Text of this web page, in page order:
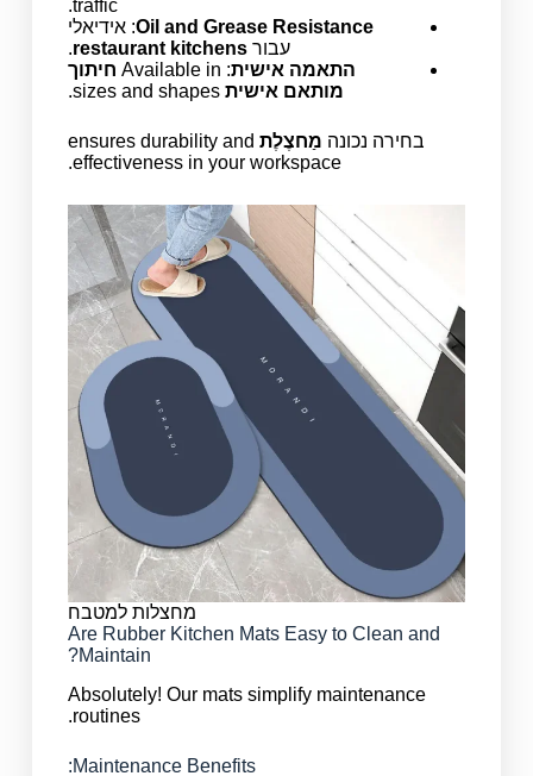
traffic.
Oil and Grease Resistance: אידיאלי
עבורrestaurant kitchens
.
התאמה אישית: Available in
חיתוך
מותאם אישית sizes and shapes.
בחירה נכונה מַחצֶלֶת ensures durability and
effectiveness in your workspace.
מחצלות למטבח
Are Rubber Kitchen Mats Easy to Clean and
Maintain?
Absolutely! Our mats simplify maintenance
routines.
Maintenance Benefits: